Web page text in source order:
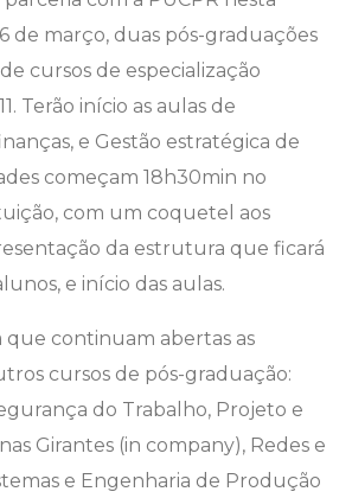
de março, duas pós-graduações
cursos de especialização
Terão início as aulas de
e Gestão estratégica de
começam 18h30min no
com um coquetel aos
da estrutura que ficará
e início das aulas.
que continuam abertas as
cursos de pós-graduação:
do Trabalho, Projeto e
Girantes (in company), Redes e
e Engenharia de Produção